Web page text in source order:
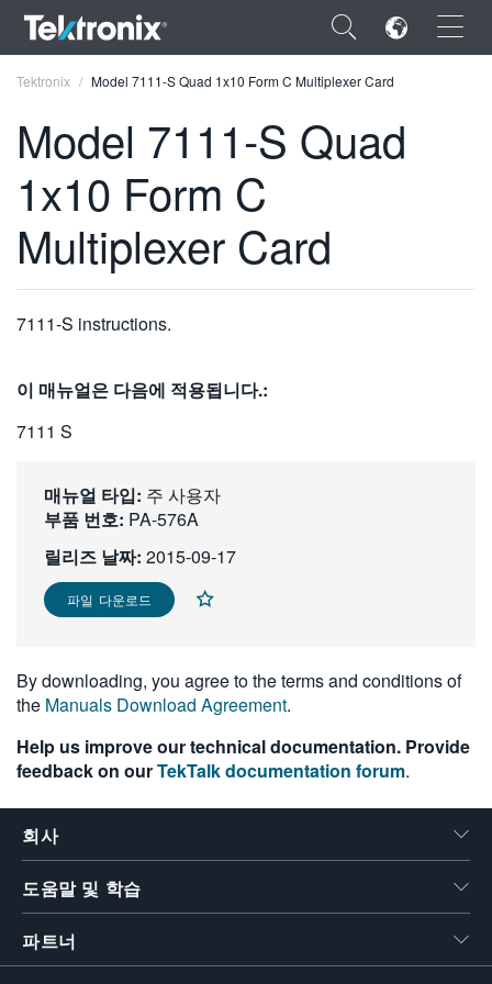
×
ENGLISH
FRANÇAIS
简体中文
繁體中文
Tektronix Model 7111-S Quad 1x10 Form C Multiplexer Card
Model 7111-S Quad
1x10 Form C
Multiplexer Card
7111-S instructions.
이 매뉴얼은 다음에 적용됩니다.:
7111 S
매뉴얼 타입: 주 사용자
부품 번호: PA-576A
릴리즈 날짜: 2015-09-17
파일 다운로드
By downloading, you agree to the terms and conditions of
the Manuals Download Agreement.
Help us improve our technical documentation. Provide
feedback on ourTekTalk documentation forum.
회사
도움말 및 학습
파트너